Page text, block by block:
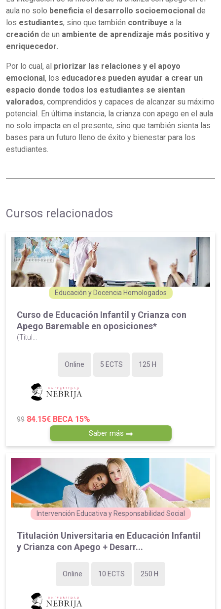
aula no solo beneficia el desarrollo socioemocional de
los estudiantes, sino que también contribuye a la
creación de un ambiente de aprendizaje más positivo y
enriquecedor.
Por lo cual, al priorizar las relaciones y el apoyo
emocional , los educadores pueden ayudar a crear un
espacio donde todos los estudiantes se sientan
valorados, comprendidos y capaces de alcanzar su máximo
potencial. En última instancia, la crianza con apego en el aula
no solo impacta en el presente, sino que también sienta las
bases para un futuro lleno de éxito y bienestar para los
estudiantes.
Cursos relacionados
Educación y Docencia Homologados
Curso de Educación Infantil y Crianza con
Apego Baremable en oposiciones*
(Titul...
Online 5 ECTS 125 H
99 84.15€ BECA 15%
Saber más
Intervención Educativa y Responsabilidad Social
Titulación Universitaria en Educación Infantil
y Crianza con Apego + Desarr...
Online 10 ECTS 250 H